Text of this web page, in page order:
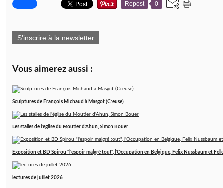
Repost 0
S'inscrire à la newsletter
Vous aimerez aussi :
Sculptures de François Michaud à Masgot (Creuse)
Les stalles de l'église du Moutier d'Ahun, Simon Bouer
Exposition et BD Spirou "l'espoir malgré tout", l'Occupation en Belgique, Felix Nussbaum et
lectures de juillet 2026